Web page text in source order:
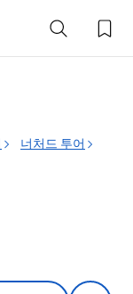
너처드 투어